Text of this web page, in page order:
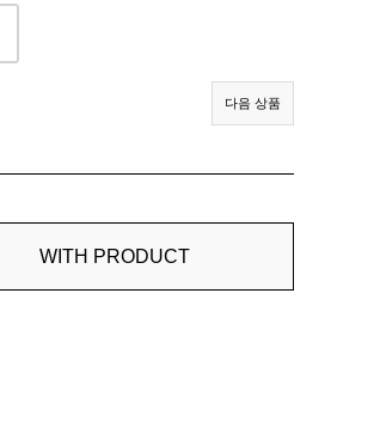
다음 상품
WITH PRODUCT